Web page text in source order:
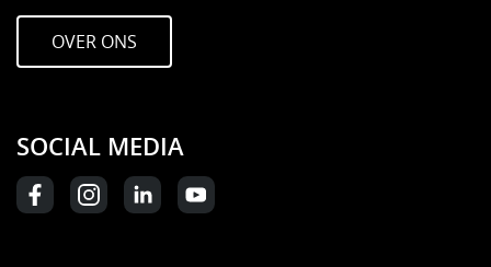
OVER ONS
SOCIAL MEDIA